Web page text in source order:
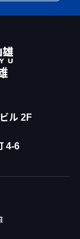
ル 2F
4-6